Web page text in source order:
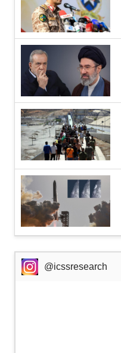
@icssresearch